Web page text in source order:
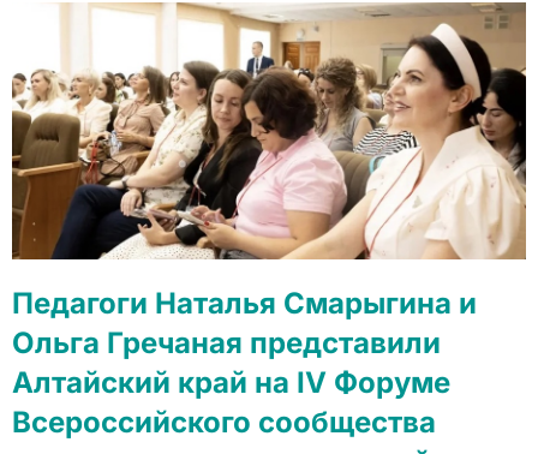
Педагоги Наталья Смарыгина и
Ольга Гречаная представили
Алтайский край на IV Форуме
Всероссийского сообщества